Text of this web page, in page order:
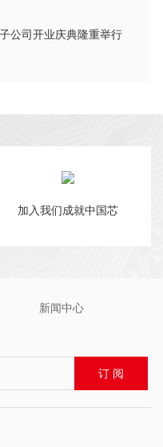
公司开业庆典隆重举行
加入我们成就中国芯
新闻中心
订 阅